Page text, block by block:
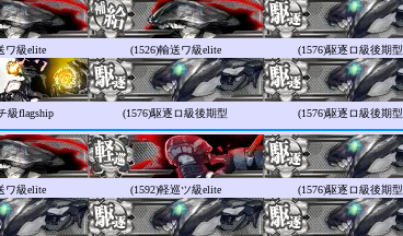
ワ級elite (1526)輸送ワ級elite (1576)駆逐ロ級後期型
級flagship (1576)駆逐ロ級後期型 (1576)駆逐ロ級後期型
ワ級elite (1592)軽巡ツ級elite (1576)駆逐ロ級後期型